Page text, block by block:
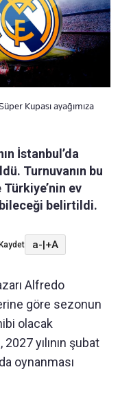
Kupası ayağımıza
İstanbul’da
Turnuvanın bu
ev
belirtildi.
Kaydet a-|+A
Alfredo
göre sezonun
olacak
yılının şubat
oynanması